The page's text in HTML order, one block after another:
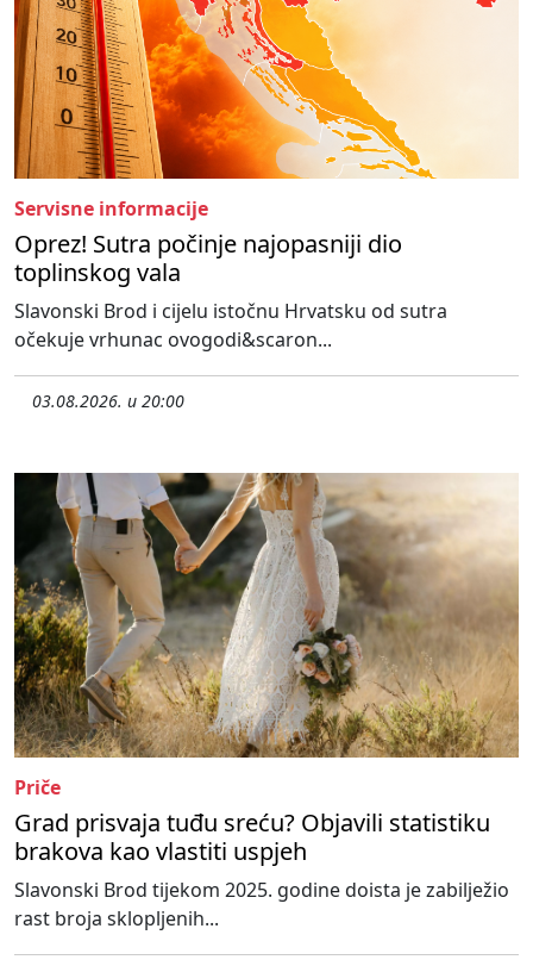
Servisne informacije
Oprez! Sutra počinje najopasniji dio
toplinskog vala
Slavonski Brod i cijelu istočnu Hrvatsku od sutra
očekuje vrhunac ovogodi&scaron...
03.08.2026. u 20:00
Priče
Grad prisvaja tuđu sreću? Objavili statistiku
brakova kao vlastiti uspjeh
Slavonski Brod tijekom 2025. godine doista je zabilježio
rast broja sklopljenih...